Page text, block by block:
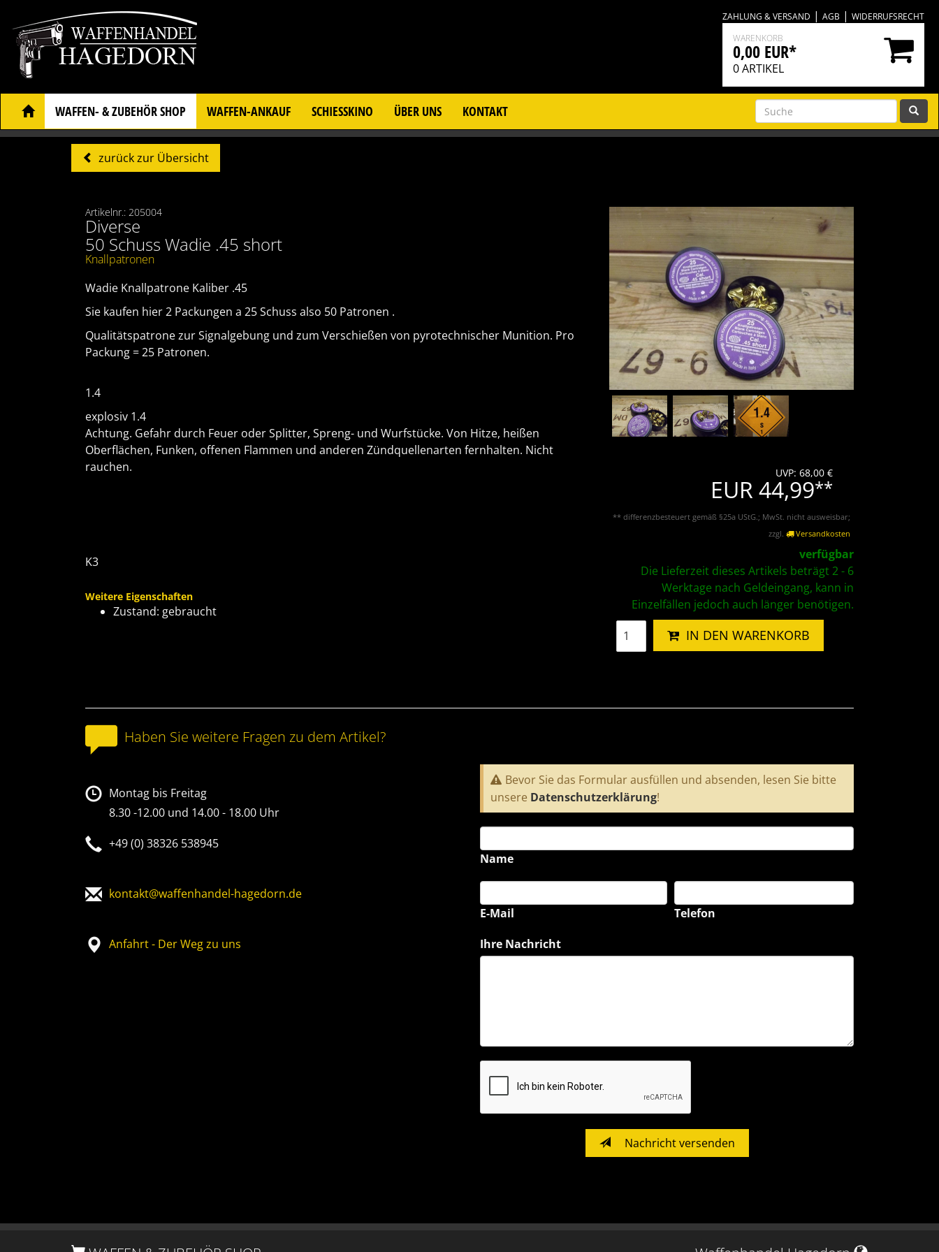
ZAHLUNG & VERSAND | AGB | WIDERRUFSRECHT
WARENKORB
0,00 EUR*
0ARTIKEL
WAFFEN- & ZUBEHÖR SHOP WAFFEN-ANKAUF SCHIESSKINO ÜBER UNS KONTAKT
zurück zur Übersicht
UVP: 68,00 €
EUR 44,99**
** differenzbesteuert gemäß §25a UStG.; MwSt. nicht ausweisbar;
zzgl.
Versandkosten
verfügbar
Die Lieferzeit dieses Artikels beträgt 2 - 6
Werktage nach Geldeingang, kann in
Einzelfällen jedoch auch länger benötigen.
IN DEN WARENKORB
Artikelnr.: 205004
Diverse
50 Schuss Wadie .45 short
Knallpatronen
Wadie Knallpatrone Kaliber .45
Sie kaufen hier 2 Packungen a 25 Schuss also 50 Patronen .
Qualitätspatrone zur Signalgebung und zum Verschießen von pyrotechnischer Munition. Pro
Packung = 25 Patronen.
1.4
explosiv 1.4
Achtung. Gefahr durch Feuer oder Splitter, Spreng- und Wurfstücke. Von Hitze, heißen
Oberflächen, Funken, offenen Flammen und anderen Zündquellenarten fernhalten. Nicht
rauchen.
K3
Weitere Eigenschaften
Zustand: gebraucht
Haben Sie weitere Fragen zu dem Artikel?
Montag bis Freitag
8.30 -12.00 und 14.00 - 18.00 Uhr
+49 (0) 38326 538945
kontakt@waffenhandel-hagedorn.de
Anfahrt - Der Weg zu uns
Bevor Sie das Formular ausfüllen und absenden, lesen Sie bitte
unsere Datenschutzerklärung!
Name
E-Mail
Telefon
Ihre Nachricht
Nachricht versenden